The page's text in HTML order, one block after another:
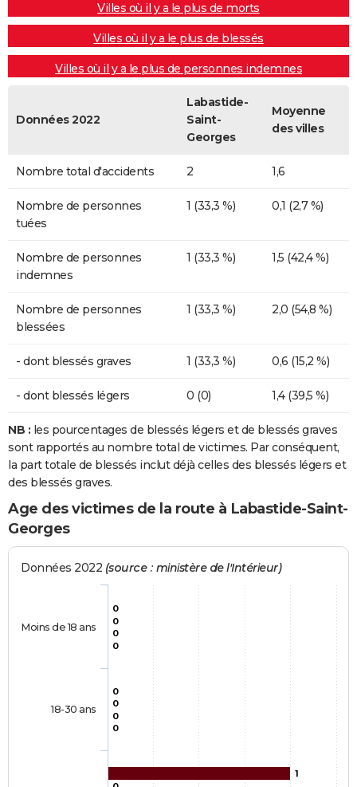
Villes où il y a le plus de morts
Villes où il y a le plus de blessés
Villes où il y a le plus de personnes indemnes
Données 2022
Labastide-
Saint-
Georges
Moyenne
des villes
Nombre total d'accidents 2 1,6
Nombre de personnes
tuées
1 (33,3 %) 0,1 (2,7 %)
Nombre de personnes
indemnes
1 (33,3 %) 1,5 (42,4 %)
Nombre de personnes
blessées
1 (33,3 %) 2,0 (54,8 %)
- dont blessés graves 1 (33,3 %) 0,6 (15,2 %)
- dont blessés légers 0 (0) 1,4 (39,5 %)
NB : les pourcentages de blessés légers et de blessés graves
sont rapportés au nombre total de victimes. Par conséquent,
la part totale de blessés inclut déjà celles des blessés légers et
des blessés graves.
Age des victimes de la route à Labastide-Saint-
Georges
Données 2022 (source : ministère de l'Intérieur)
0
0
1
0
0
0
0
0
0
Moins de 18 ans
18-30 ans